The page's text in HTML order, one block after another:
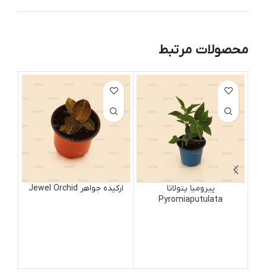
محصولات مرتبط
پیرومیا پتولاتا
Pyromiaputulata
ارکیده جواهر Jewel Orchid